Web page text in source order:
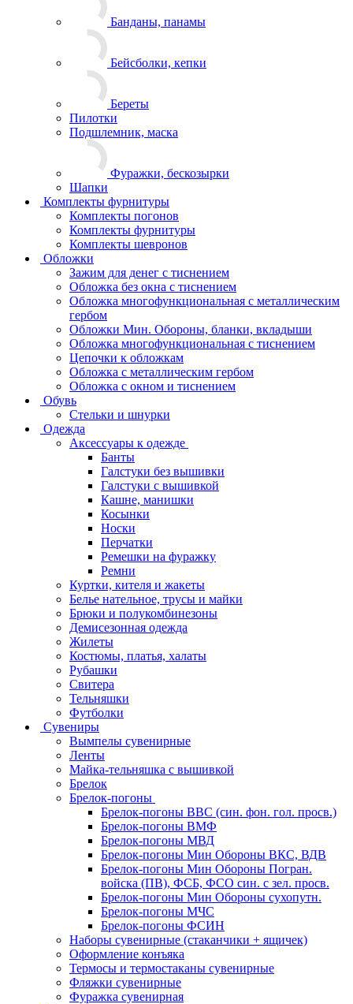
Банданы, панамы
Бейсболки, кепки
Береты
Пилотки
Подшлемник, маска
Фуражки, бескозырки
Шапки
Комплекты фурнитуры
Комплекты погонов
Комплекты фурнитуры
Комплекты шевронов
Обложки
Зажим для денег с тиснением
Обложка без окна с тиснением
Обложка многофункциональная с металлическим
гербом
Обложки Мин. Обороны, бланки, вкладыши
Обложка многофункциональная с тиснением
Цепочки к обложкам
Обложка с металлическим гербом
Обложка с окном и тиснением
Обувь
Стельки и шнурки
Одежда
Аксессуары к одежде
Банты
Галстуки без вышивки
Галстуки с вышивкой
Кашне, манишки
Косынки
Носки
Перчатки
Ремешки на фуражку
Ремни
Куртки, кителя и жакеты
Белье нательное, трусы и майки
Брюки и полукомбинезоны
Демисезонная одежда
Жилеты
Костюмы, платья, халаты
Рубашки
Свитера
Тельняшки
Футболки
Сувениры
Вымпелы сувенирные
Ленты
Майка-тельняшка с вышивкой
Брелок
Брелок-погоны
Брелок-погоны ВВС (син. фон. гол. просв.)
Брелок-погоны ВМФ
Брелок-погоны МВД
Брелок-погоны Мин Обороны ВКС, ВДВ
Брелок-погоны Мин Обороны Погран.
войска (ПВ), ФСБ, ФСО син. с зел. просв.
Брелок-погоны Мин Обороны сухопутн.
Брелок-погоны МЧС
Брелок-погоны ФСИН
Наборы сувенирные (стаканчики + ящичек)
Оформление конъяка
Термосы и термостаканы сувенирные
Фляжки сувенирные
Фуражка сувенирная